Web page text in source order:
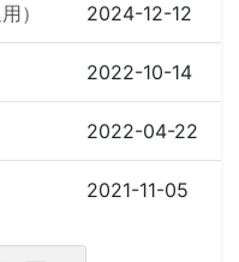
） 2024-12-12
2022-10-14
2022-04-22
2021-11-05